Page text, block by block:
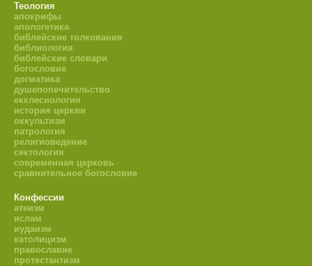
Теология
апокрифы
апологетика
библейские толкования
библиология
библейские словари
богословие
догматика
душепопечительство
екклесиология
история церкви
оккультизм
патрология
религиоведение
сектология
современная церковь
сравнительное богословие
Конфессии
атеизм
ислам
иудаизм
католицизм
православие
протестантизм